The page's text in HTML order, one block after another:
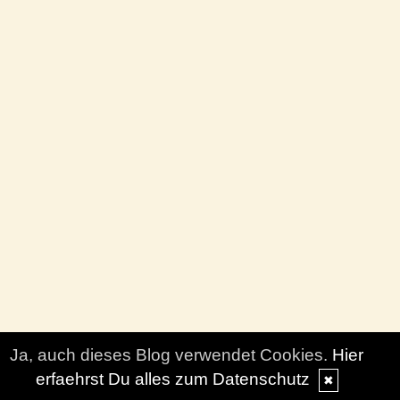
Ja, auch dieses Blog verwendet Cookies. Hier
erfaehrst Du alles zum Datenschutz
✖